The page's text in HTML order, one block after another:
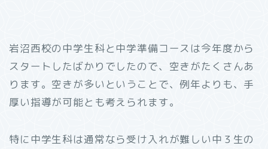
岩沼西校の中学生科と中学準備コースは今年度から
スタートしたばかりでしたので、空きがたくさんあ
ります。空きが多いということで、例年よりも、手
厚い指導が可能とも考えられます。
特に中学生科は通常なら受け入れが難しい中３生の